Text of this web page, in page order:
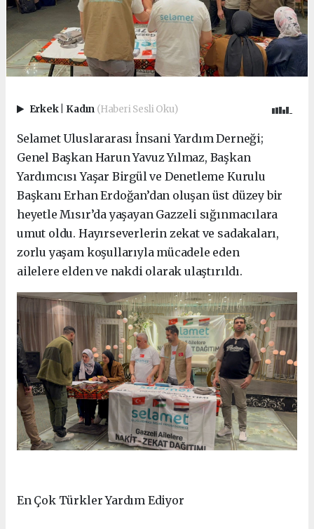
Erkek Kadın (Haberi Sesli Oku)
Selamet Uluslararası İnsani Yardım Derneği;
Genel Başkan Harun Yavuz Yılmaz, Başkan
Yardımcısı Yaşar Birgül ve Denetleme Kurulu
Başkanı Erhan Erdoğan’dan oluşan üst düzey bir
heyetle Mısır’da yaşayan Gazzeli sığınmacılara
umut oldu. Hayırseverlerin zekat ve sadakaları,
zorlu yaşam koşullarıyla mücadele eden
ailelere elden ve nakdi olarak ulaştırıldı.
En Çok Türkler Yardım Ediyor